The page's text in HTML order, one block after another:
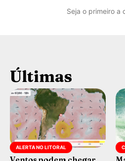
Seja o primeiro a
Últimas
ALERTA NO LITORAL